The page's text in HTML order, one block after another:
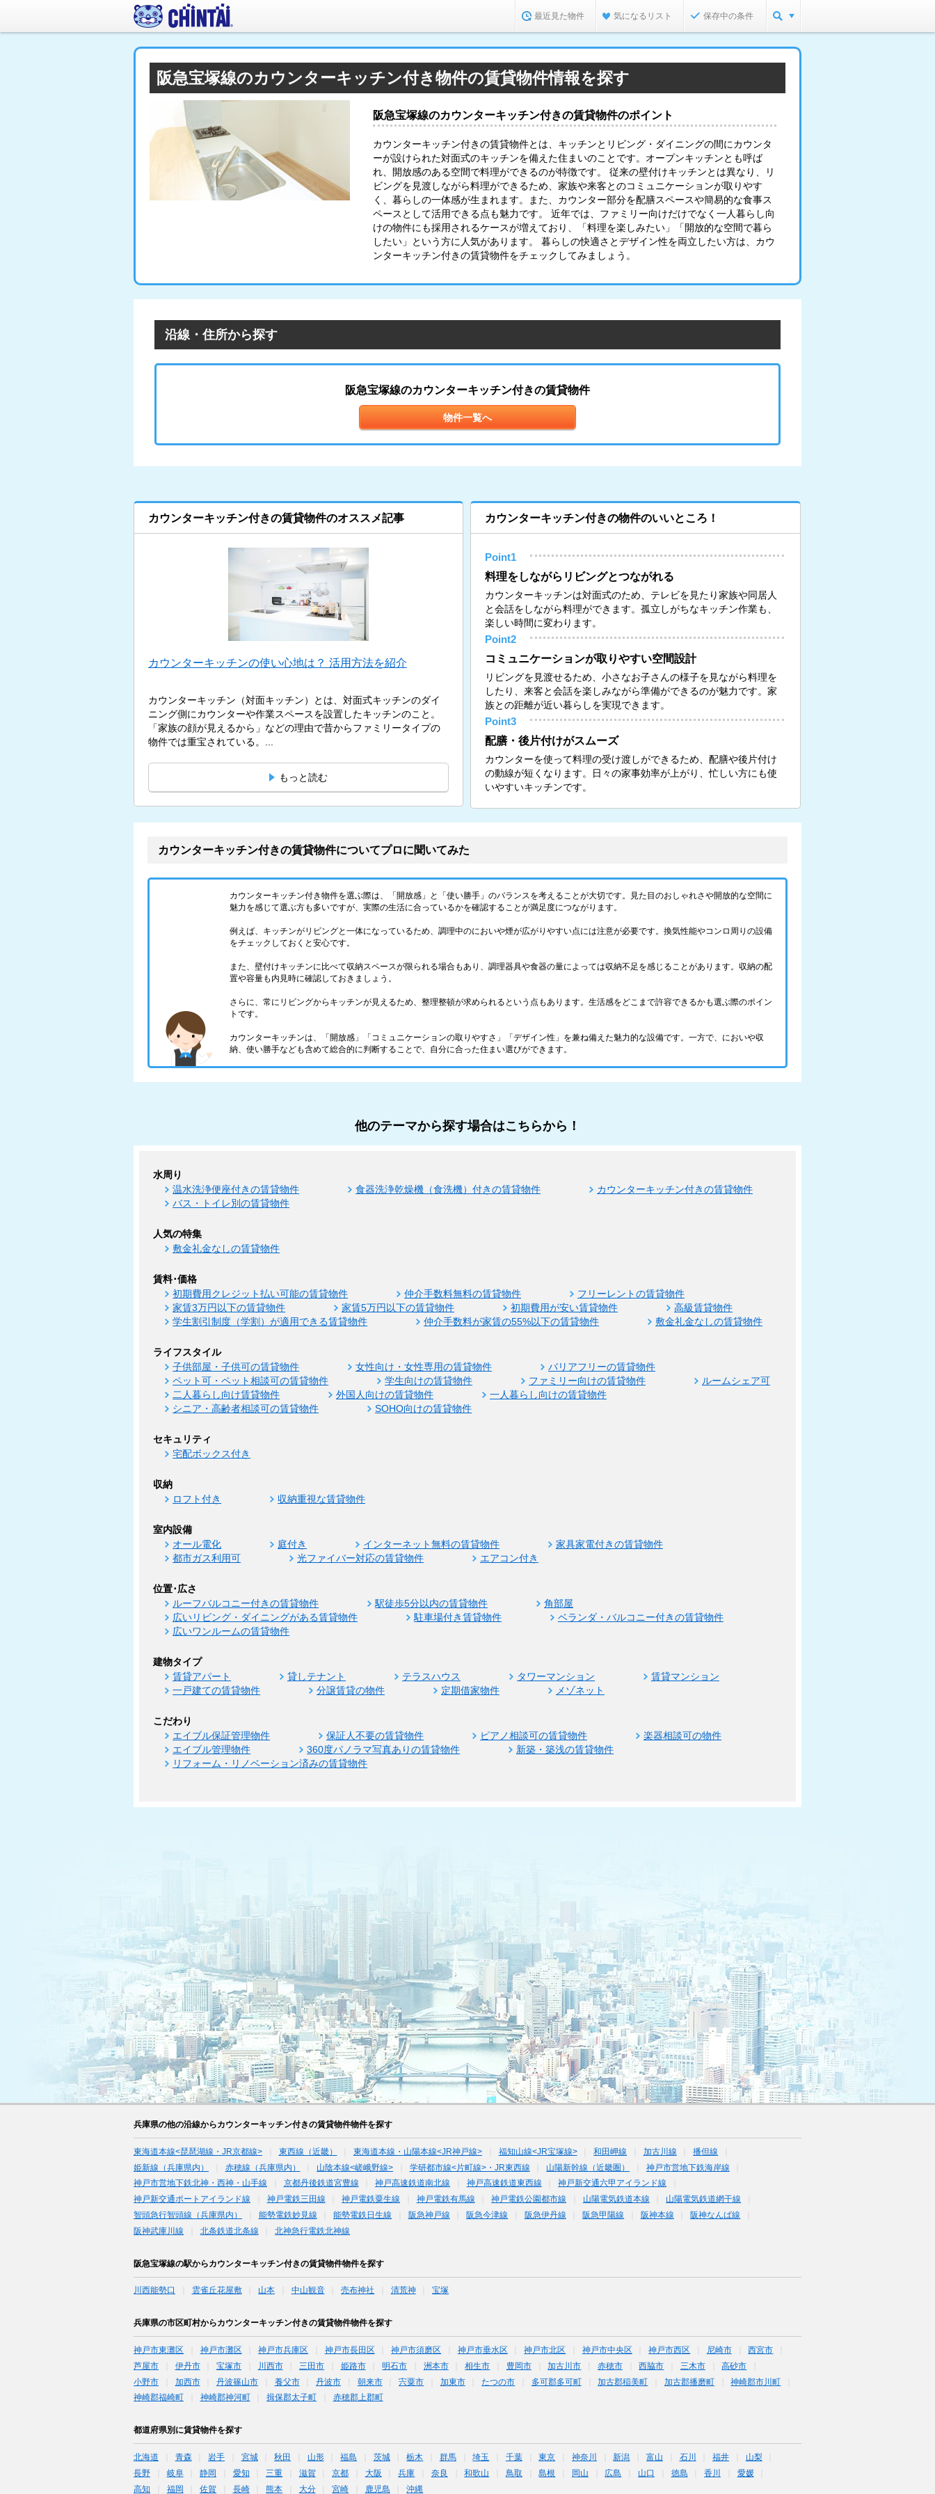
最近見た物件 気になるリスト 保存中の条件
阪急宝塚線のカウンターキッチン付き物件の賃貸物件情報を探す
阪急宝塚線のカウンターキッチン付きの賃貸物件のポイント
カウンターキッチン付きの賃貸物件とは、キッチンとリビング・ダイニングの間にカウンタ
ーが設けられた対面式のキッチンを備えた住まいのことです。オープンキッチンとも呼ば
れ、開放感のある空間で料理ができるのが特徴です。 従来の壁付けキッチンとは異なり、リ
ビングを見渡しながら料理ができるため、家族や来客とのコミュニケーションが取りやす
く、暮らしの一体感が生まれます。また、カウンター部分を配膳スペースや簡易的な食事ス
ペースとして活用できる点も魅力です。 近年では、ファミリー向けだけでなく一人暮らし向
けの物件にも採用されるケースが増えており、「料理を楽しみたい」「開放的な空間で暮ら
したい」という方に人気があります。 暮らしの快適さとデザイン性を両立したい方は、カウ
ンターキッチン付きの賃貸物件をチェックしてみましょう。
沿線・住所から探す
阪急宝塚線のカウンターキッチン付きの賃貸物件
物件一覧へ
カウンターキッチン付きの賃貸物件のオススメ記事
カウンターキッチンの使い心地は？ 活用方法を紹介
カウンターキッチン（対面キッチン）とは、対面式キッチンのダイ
ニング側にカウンターや作業スペースを設置したキッチンのこと。
「家族の顔が見えるから」などの理由で昔からファミリータイプの
物件では重宝されている。...
もっと読む
カウンターキッチン付きの物件のいいところ！
Point1
料理をしながらリビングとつながれる
カウンターキッチンは対面式のため、テレビを見たり家族や同居人
と会話をしながら料理ができます。孤立しがちなキッチン作業も、
楽しい時間に変わります。
Point2
コミュニケーションが取りやすい空間設計
リビングを見渡せるため、小さなお子さんの様子を見ながら料理を
したり、来客と会話を楽しみながら準備ができるのが魅力です。家
族との距離が近い暮らしを実現できます。
Point3
配膳・後片付けがスムーズ
カウンターを使って料理の受け渡しができるため、配膳や後片付け
の動線が短くなります。日々の家事効率が上がり、忙しい方にも使
いやすいキッチンです。
カウンターキッチン付きの賃貸物件についてプロに聞いてみた
カウンターキッチン付き物件を選ぶ際は、「開放感」と「使い勝手」のバランスを考えることが大切です。見た目のおしゃれさや開放的な空間に
魅力を感じて選ぶ方も多いですが、実際の生活に合っているかを確認することが満足度につながります。
例えば、キッチンがリビングと一体になっているため、調理中のにおいや煙が広がりやすい点には注意が必要です。換気性能やコンロ周りの設備
をチェックしておくと安心です。
また、壁付けキッチンに比べて収納スペースが限られる場合もあり、調理器具や食器の量によっては収納不足を感じることがあります。収納の配
置や容量も内見時に確認しておきましょう。
さらに、常にリビングからキッチンが見えるため、整理整頓が求められるという点もあります。生活感をどこまで許容できるかも選ぶ際のポイン
トです。
カウンターキッチンは、「開放感」「コミュニケーションの取りやすさ」「デザイン性」を兼ね備えた魅力的な設備です。一方で、においや収
納、使い勝手なども含めて総合的に判断することで、自分に合った住まい選びができます。
他のテーマから探す場合はこちらから！
水周り
温水洗浄便座付きの賃貸物件 食器洗浄乾燥機（食洗機）付きの賃貸物件
カウンターキッチン付きの賃貸物件
バス・トイレ別の賃貸物件
人気の特集
敷金礼金なしの賃貸物件
賃料･価格
初期費用クレジット払い可能の賃貸物件 仲介手数料無料の賃貸物件
フリーレントの賃貸物件
家賃3万円以下の賃貸物件
家賃5万円以下の賃貸物件 初期費用が安い賃貸物件
高級賃貸物件
学生割引制度（学割）が適用できる賃貸物件
仲介手数料が家賃の55%以下の賃貸物件 敷金礼金なしの賃貸物件
ライフスタイル
子供部屋・子供可の賃貸物件 女性向け・女性専用の賃貸物件
バリアフリーの賃貸物件
ペット可・ペット相談可の賃貸物件
学生向けの賃貸物件 ファミリー向けの賃貸物件
ルームシェア可
二人暮らし向け賃貸物件
外国人向けの賃貸物件
一人暮らし向けの賃貸物件
シニア・高齢者相談可の賃貸物件
SOHO向けの賃貸物件
セキュリティ
宅配ボックス付き
収納
ロフト付き 収納重視な賃貸物件
室内設備
オール電化 庭付き インターネット無料の賃貸物件
家具家電付きの賃貸物件
都市ガス利用可
光ファイバー対応の賃貸物件 エアコン付き
位置･広さ
ルーフバルコニー付きの賃貸物件 駅徒歩5分以内の賃貸物件
角部屋
広いリビング・ダイニングがある賃貸物件
駐車場付き賃貸物件
ベランダ・バルコニー付きの賃貸物件
広いワンルームの賃貸物件
建物タイプ
賃貸アパート 貸しテナント テラスハウス タワーマンション
賃貸マンション
一戸建ての賃貸物件
分譲賃貸の物件 定期借家物件 メゾネット
こだわり
エイブル保証管理物件 保証人不要の賃貸物件 ピアノ相談可の賃貸物件
楽器相談可の物件
エイブル管理物件
360度パノラマ写真ありの賃貸物件
新築・築浅の賃貸物件
リフォーム・リノベーション済みの賃貸物件
兵庫県の他の沿線からカウンターキッチン付きの賃貸物件物件を探す
東海道本線<琵琶湖線・JR京都線> 東西線（近畿） 東海道本線・山陽本線<JR神戸線> 福知山線<JR宝塚線> 和田岬線 加古川線
播但線
姫新線（兵庫県内）
赤穂線（兵庫県内） 山陰本線<嵯峨野線> 学研都市線<片町線>・JR東西線 山陽新幹線（近畿圏）
神戸市営地下鉄海岸線
神戸市営地下鉄北神・西神・山手線
京都丹後鉄道宮豊線 神戸高速鉄道南北線 神戸高速鉄道東西線
神戸新交通六甲アイランド線
神戸新交通ポートアイランド線
神戸電鉄三田線 神戸電鉄粟生線 神戸電鉄有馬線 神戸電鉄公園都市線 山陽電気鉄道本線
山陽電気鉄道網干線
智頭急行智頭線（兵庫県内）
能勢電鉄妙見線 能勢電鉄日生線 阪急神戸線 阪急今津線 阪急伊丹線 阪急甲陽線 阪神本線
阪神なんば線
阪神武庫川線
北条鉄道北条線 北神急行電鉄北神線
阪急宝塚線の駅からカウンターキッチン付きの賃貸物件物件を探す
川西能勢口 雲雀丘花屋敷 山本 中山観音 売布神社 清荒神 宝塚
兵庫県の市区町村からカウンターキッチン付きの賃貸物件物件を探す
神戸市東灘区 神戸市灘区 神戸市兵庫区 神戸市長田区 神戸市須磨区 神戸市垂水区 神戸市北区 神戸市中央区 神戸市西区 尼崎市
西宮市
芦屋市
伊丹市 宝塚市 川西市 三田市 姫路市 明石市 洲本市 相生市 豊岡市 加古川市 赤穂市 西脇市 三木市
高砂市
小野市
加西市 丹波篠山市 養父市 丹波市 朝来市 宍粟市 加東市 たつの市 多可郡多可町 加古郡稲美町 加古郡播磨町
神崎郡市川町
神崎郡福崎町
神崎郡神河町 揖保郡太子町 赤穂郡上郡町
都道府県別に賃貸物件を探す
北海道 青森 岩手 宮城 秋田 山形 福島 茨城 栃木 群馬 埼玉 千葉 東京 神奈川 新潟 富山 石川 福井
山梨
長野
岐阜 静岡 愛知 三重 滋賀 京都 大阪 兵庫 奈良 和歌山 鳥取 島根 岡山 広島 山口 徳島 香川
愛媛
高知
福岡 佐賀 長崎 熊本 大分 宮崎 鹿児島 沖縄